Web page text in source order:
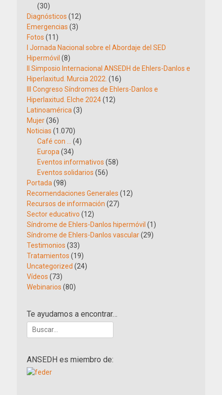
(30)
Diagnósticos (12)
Emergencias (3)
Fotos (11)
I Jornada Nacional sobre el Abordaje del SED
Hipermóvil (8)
II Simposio Internacional ANSEDH de Ehlers-Danlos e
Hiperlaxitud. Murcia 2022. (16)
III Congreso Síndromes de Ehlers-Danlos e
Hiperlaxitud. Elche 2024(12)
Latinoamérica (3)
Mujer(36)
Noticias (1.070)
Café con …
(4)
Europa (34)
Eventos informativos (58)
Eventos solidarios (56)
Portada (98)
Recomendaciones Generales (12)
Recursos de información (27)
Sector educativo (12)
Síndrome de Ehlers-Danlos hipermóvil (1)
Síndrome de Ehlers-Danlos vascular(29)
Testimonios (33)
Tratamientos (19)
Uncategorized (24)
Vídeos (73)
Webinarios (80)
Te ayudamos a encontrar…
Buscar:
ANSEDH es miembro de: